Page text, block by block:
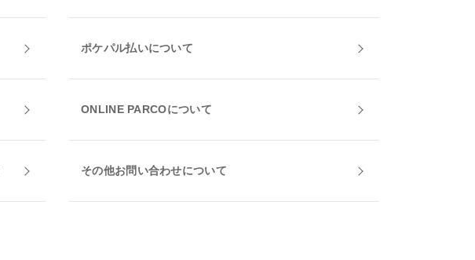
ポケパル払いについて
ONLINE PARCOについて
その他お問い合わせについて